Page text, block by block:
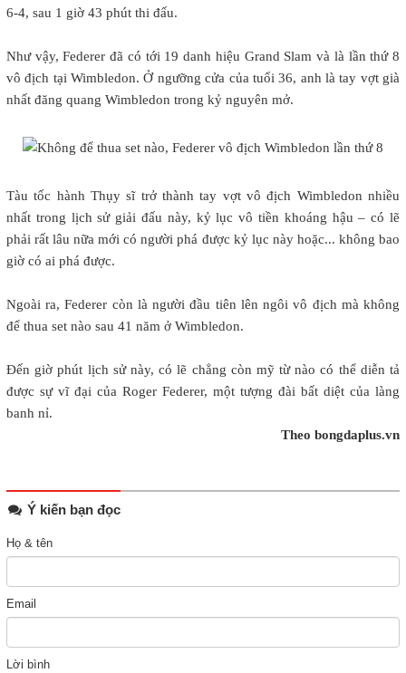
6-4, sau 1 giờ 43 phút thi đấu.
Như vậy, Federer đã có tới 19 danh hiệu Grand Slam và là lần thứ 8
vô địch tại Wimbledon. Ở ngưỡng cửa của tuổi 36, anh là tay vợt già
nhất đăng quang Wimbledon trong kỷ nguyên mở.
Tàu tốc hành Thụy sĩ trở thành tay vợt vô địch Wimbledon nhiều
nhất trong lịch sử giải đấu này, kỷ lục vô tiền khoáng hậu – có lẽ
phải rất lâu nữa mới có người phá được kỷ lục này hoặc... không bao
giờ có ai phá được.
Ngoài ra, Federer còn là người đầu tiên lên ngôi vô địch mà không
để thua set nào sau 41 năm ở Wimbledon.
Đến giờ phút lịch sử này, có lẽ chẳng còn mỹ từ nào có thể diễn tả
được sự vĩ đại của Roger Federer, một tượng đài bất diệt của làng
banh nỉ.
Theo bongdaplus.vn
Ý kiến bạn đọc
Họ & tên
Email
Lời bình